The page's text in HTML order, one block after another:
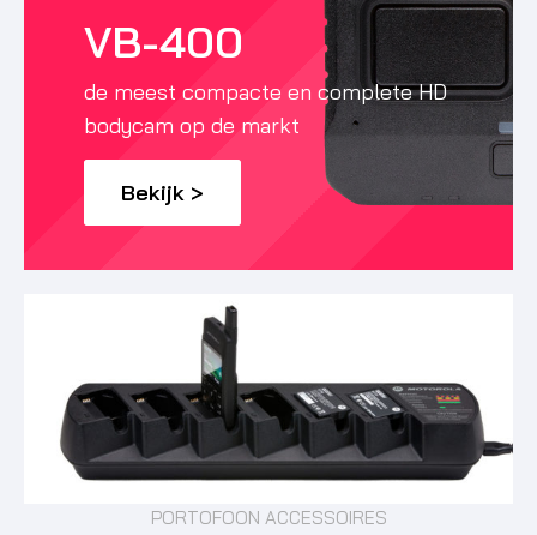
VB-400
de meest compacte en complete HD
bodycam op de markt
Bekijk >
PORTOFOON ACCESSOIRES